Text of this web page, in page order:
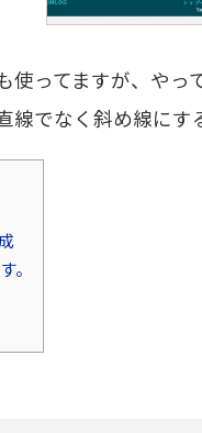
使ってますが、や
でなく斜め線にす
。